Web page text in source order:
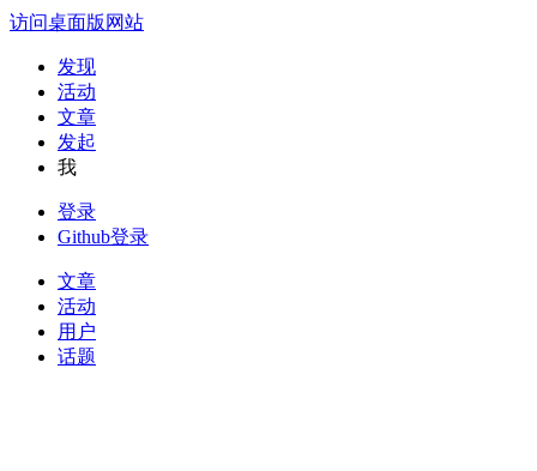
访问桌面版网站
发现
活动
文章
发起
我
登录
Github登录
文章
活动
用户
话题